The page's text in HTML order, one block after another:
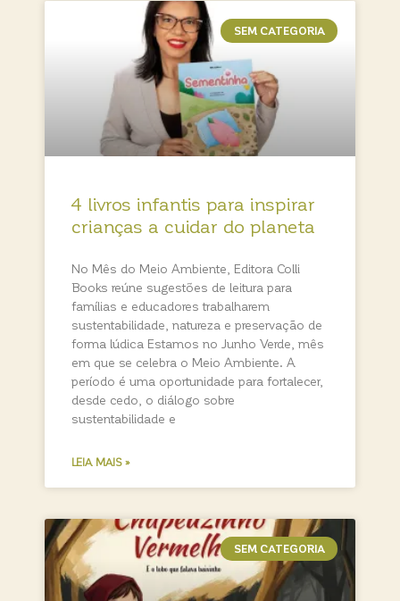
SEM CATEGORIA
4 livros infantis para inspirar
crianças a cuidar do planeta
No Mês do Meio Ambiente, Editora Colli
Books reúne sugestões de leitura para
famílias e educadores trabalharem
sustentabilidade, natureza e preservação de
forma lúdica Estamos no Junho Verde, mês
em que se celebra o Meio Ambiente. A
período é uma oportunidade para fortalecer,
desde cedo, o diálogo sobre
sustentabilidade e
LEIA MAIS »
SEM CATEGORIA